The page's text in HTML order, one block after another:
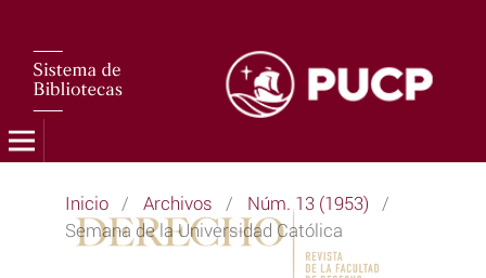
Inicio / Archivos / Núm. 13 (1953) /
Semana de la Universidad Católica